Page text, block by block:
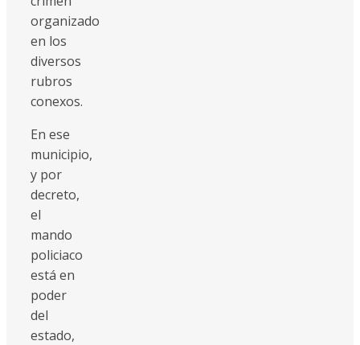
organizado
en los
diversos
rubros
conexos.
En ese
municipio,
y por
decreto,
el
mando
policiaco
está en
poder
del
estado,